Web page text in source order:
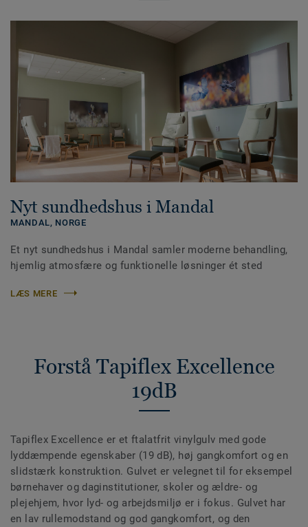
Nyt sundhedshus i Mandal
MANDAL, NORGE
Et nyt sundhedshus i Mandal samler moderne behandling,
hjemlig atmosfære og funktionelle løsninger ét sted
LÆS MERE
Forstå Tapiflex Excellence
19dB
Tapiflex Excellence er et ftalatfrit vinylgulv med gode
lyddæmpende egenskaber (19 dB), høj gangkomfort og en
slidstærk konstruktion. Gulvet er velegnet til for eksempel
børnehaver og daginstitutioner, skoler og ældre- og
plejehjem, hvor lyd- og arbejdsmiljø er i fokus. Gulvet har
en lav rullemodstand og god gangkomfort, og den